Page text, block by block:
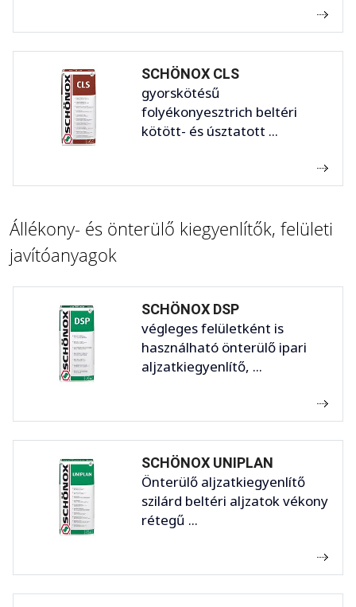
SCHÖNOX CLS
gyorskötésű
folyékonyesztrich beltéri
kötött- és úsztatott ...
Állékony- és önterülő kiegyenlítők, felületi
javítóanyagok
SCHÖNOX DSP
végleges felületként is
használható önterülő ipari
aljzatkiegyenlítő, ...
SCHÖNOX UNIPLAN
Önterülő aljzatkiegyenlítő
szilárd beltéri aljzatok vékony
rétegű ...